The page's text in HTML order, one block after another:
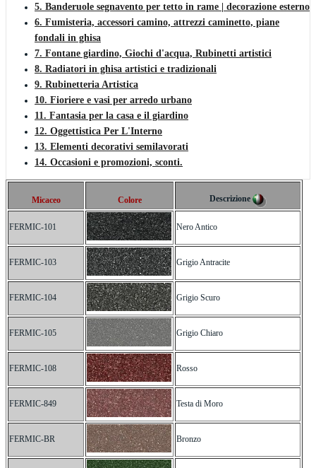
5. Banderuole segnavento per tetto in rame | decorazione esterno
6. Fumisteria, accessori camino, attrezzi caminetto, piane
fondali in ghisa
7. Fontane giardino, Giochi d'acqua, Rubinetti artistici
8. Radiatori in ghisa artistici e tradizionali
9. Rubinetteria Artistica
10. Fioriere e vasi per arredo urbano
11. Fantasia per la casa e il giardino
12. Oggettistica Per L'Interno
13. Elementi decorativi semilavorati
14. Occasioni e promozioni, sconti.
Micaceo Colore Descrizione
FERMIC-101 Nero Antico
FERMIC-103 Grigio Antracite
FERMIC-104 Grigio Scuro
FERMIC-105 Grigio Chiaro
FERMIC-108 Rosso
FERMIC-849 Testa di Moro
FERMIC-BR Bronzo